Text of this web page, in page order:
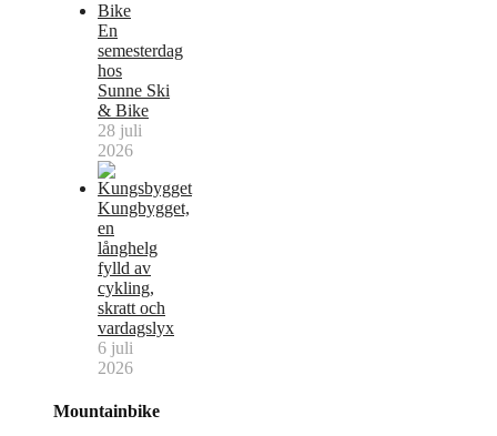
En
semesterdag
hos
Sunne Ski
& Bike
28 juli
2026
Kungbygget,
en
långhelg
fylld av
cykling,
skratt och
vardagslyx
6 juli
2026
Mountainbike